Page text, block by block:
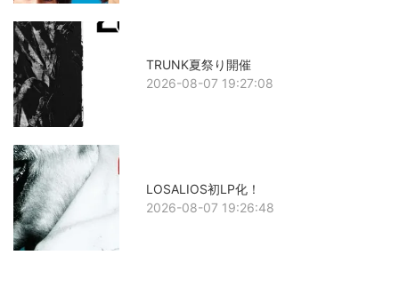
TRUNK夏祭り開催
2026-08-07 19:27:08
LOSALIOS初LP化！
2026-08-07 19:26:48